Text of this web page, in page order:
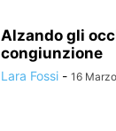
Alzando gli
congiunzione
Lara Fossi - 16